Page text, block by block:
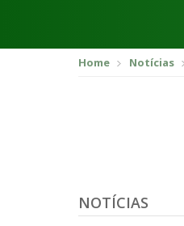
Home Notícias
NOTÍCIAS